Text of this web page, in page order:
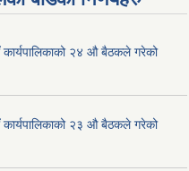
कार्यपालिकाको २४ औ बैठकले गरेको
कार्यपालिकाको २३ औ बैठकले गरेको